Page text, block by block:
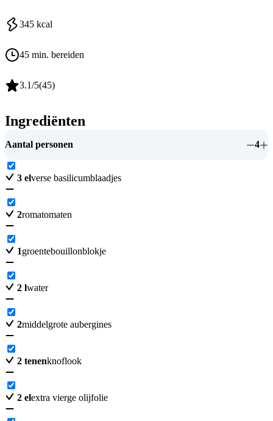
345 kcal
45 min. bereiden
3.1/5(45)
Ingrediënten
Aantal personen 4
3 elverse basilicumblaadjes
2romatomaten
1groentebouillonblokje
2 lwater
2middelgrote aubergines
2 tenenknoflook
2 elextra vierge olijfolie